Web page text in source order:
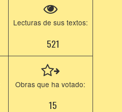
Lecturas de sus textos:
521
Obras que ha votado:
15